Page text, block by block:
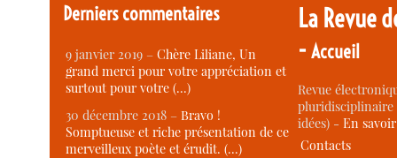
Derniers commentaires
9 janvier 2019 –Chère Liliane, Un
grand merci pour votre appréciation et
surtout pour votre (…)
30 décembre 2018 –Bravo !
Somptueuse et riche présentation de ce
merveilleux poète et érudit. (…)
La Revue
-Accueil
Revue
idées) -En
Contacts